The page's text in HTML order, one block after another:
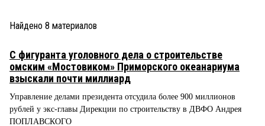
ПРОИСШЕСТВИЯ
СТИЛЬ ЖИЗНИ
Найдено 8 материалов
С фигуранта уголовного дела о строительстве
омским «Мостовиком» Приморского океанариума
взыскали почти миллиард
Управление делами президента отсудила более 900 миллионов
рублей у экс-главы Дирекции по строительству в ДВФО Андрея
ПОПЛАВСКОГО